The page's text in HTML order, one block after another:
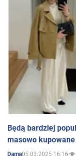
Będą bardziej
masowo
Dama05.03.2025 16:16